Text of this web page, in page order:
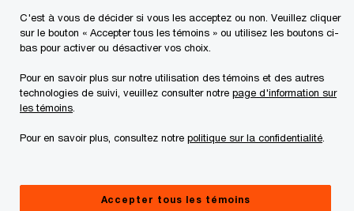
Leader, Secteur public, Ontario, PwC Canada
C'est à vous de décider si vous les acceptez ou non. Veuillez cliquer
sur le bouton « Accepter tous les témoins » ou utilisez les boutons ci-
bas pour activer ou désactiver vos choix.
Pour en savoir plus sur notre utilisation des témoins et des autres
technologies de suivi, veuillez consulter notre page d'information sur
les témoins
Pour en savoir plus, consultez notre politique sur la confidentialité
Accepter tous les témoins